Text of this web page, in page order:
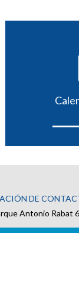
DE
Antonio Rabat